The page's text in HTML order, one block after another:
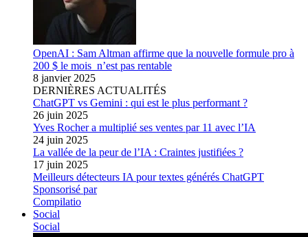
OpenAI : Sam Altman affirme que la nouvelle formule pro à
200 $ le mois n’est pas rentable
8 janvier 2025
DERNIÈRES ACTUALITÉS
ChatGPT vs Gemini : qui est le plus performant ?
26 juin 2025
Yves Rocher a multiplié ses ventes par 11 avec l’IA
24 juin 2025
La vallée de la peur de l’IA : Craintes justifiées ?
17 juin 2025
Meilleurs détecteurs IA pour textes générés ChatGPT
Sponsorisé par
Compilatio
Social
Social